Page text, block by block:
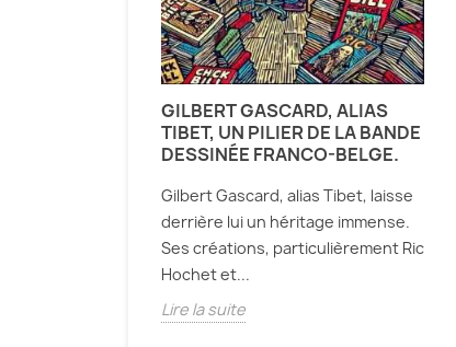
GILBERT GASCARD, ALIAS
TIBET, UN PILIER DE LA BANDE
DESSINÉE FRANCO-BELGE.
Gilbert Gascard, alias Tibet, laisse
derrière lui un héritage immense.
Ses créations, particulièrement Ric
Hochet et...
Lire la suite